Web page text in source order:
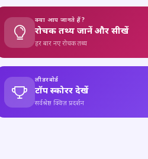
क्या आप जानते हैं?
रोचक तथ्य जानें और सीखें
हर बार नए रोचक तथ्य
लीडरबोर्ड
टॉप स्कोरर देखें
सर्वश्रेष्ठ क्विज़ प्रदर्शन